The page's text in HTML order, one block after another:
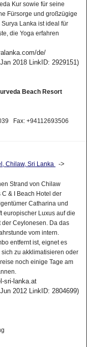
Kur sowie für seine
Fürsorge und großzügige
Lanka ist ideal für
die Yoga erfahren
de/
2018 LinkID: 2929151)
Beach Resort
Fax: +94112693506
Chilaw, Sri Lanka
->
Strand von Chilaw
& I Beach Hotel der
Catharina und
europischer Luxus auf die
der Ceylonesen. Da das
vom intern.
entfernt ist, eignet es
zu akklimatisieren oder
noch einige Tage am
sri-lanka.at
2012 LinkID: 2804699)